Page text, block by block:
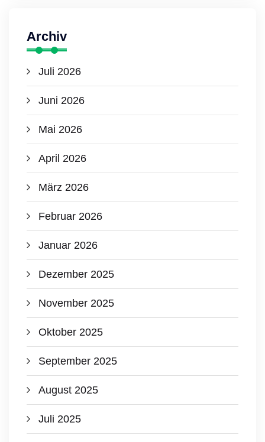
Archiv
Juli 2026
Juni 2026
Mai 2026
April 2026
März 2026
Februar 2026
Januar 2026
Dezember 2025
November 2025
Oktober 2025
September 2025
August 2025
Juli 2025